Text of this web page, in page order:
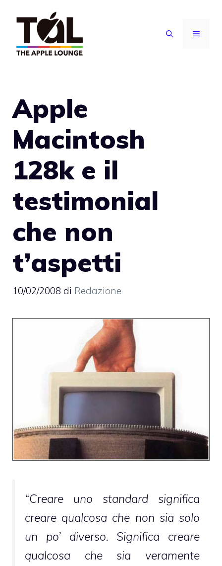
contenuto
MENU
Apple
Macintosh
128k e il
testimonial
che non
t’aspetti
10/02/2008 di Redazione
“Creare uno standard significa
creare qualcosa che non sia solo
un po’ diverso. Significa creare
qualcosa che sia veramente